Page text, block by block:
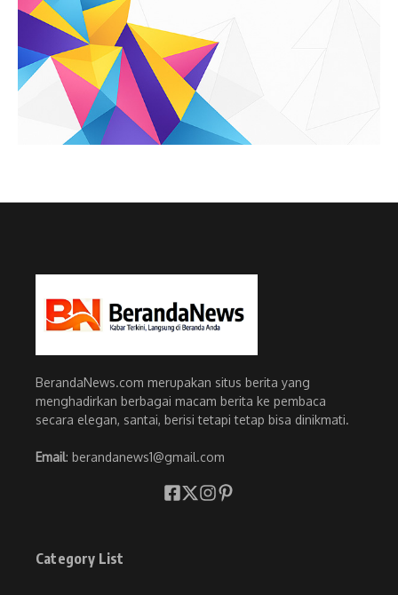
BerandaNews.com merupakan situs berita yang
menghadirkan berbagai macam berita ke pembaca
secara elegan, santai, berisi tetapi tetap bisa dinikmati.
Email: berandanews1@gmail.com
Category List